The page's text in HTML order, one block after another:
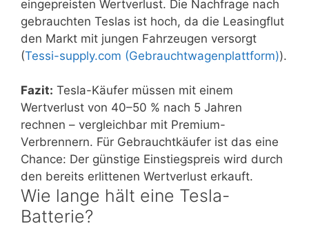
eingepreisten Wertverlust. Die Nachfrage nach
gebrauchten Teslas ist hoch, da die Leasingflut
den Markt mit jungen Fahrzeugen versorgt
(Tessi-supply.com (Gebrauchtwagenplattform)).
Fazit: Tesla-Käufer müssen mit einem
Wertverlust von 40–50 % nach 5 Jahren
rechnen – vergleichbar mit Premium-
Verbrennern. Für Gebrauchtkäufer ist das eine
Chance: Der günstige Einstiegspreis wird durch
den bereits erlittenen Wertverlust erkauft.
Wie lange hält eine Tesla-
Batterie?